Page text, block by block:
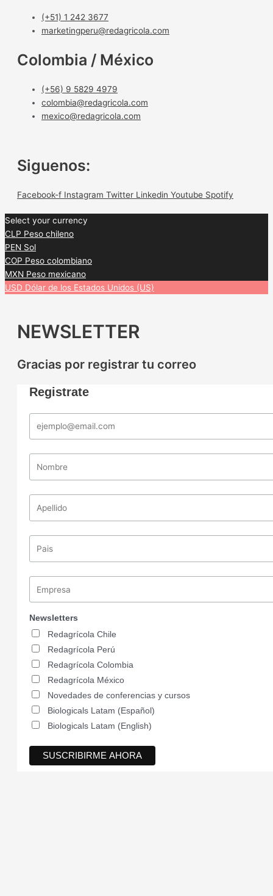
(+51) 1 242 3677
marketingperu@redagricola.com
Colombia / México
(+56) 9 5829 4979
colombia@redagricola.com
mexico@redagricola.com
Siguenos:
Facebook-f Instagram Twitter Linkedin Youtube Spotify
Select your currency
CLP Peso chileno
PEN Sol
COP Peso colombiano
MXN Peso mexicano
USD Dólar de los Estados Unidos (US)
NEWSLETTER
Gracias por registrar tu correo
Registrate
Newsletters
Redagrícola Chile
Redagrícola Perú
Redagrícola Colombia
Redagrícola México
Novedades de conferencias y cursos
Biologicals Latam (Español)
Biologicals Latam (English)